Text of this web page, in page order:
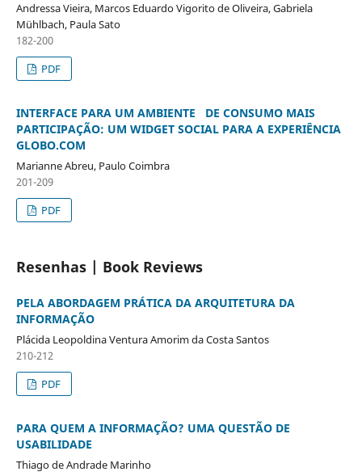
Andressa Vieira, Marcos Eduardo Vigorito de Oliveira, Gabriela
Mühlbach, Paula Sato
182-200
PDF
INTERFACE PARA UM AMBIENTE DE CONSUMO MAIS
PARTICIPAÇÃO: UM WIDGET SOCIAL PARA A EXPERIÊNCIA
GLOBO.COM
Marianne Abreu, Paulo Coimbra
201-209
PDF
Resenhas | Book Reviews
PELA ABORDAGEM PRÁTICA DA ARQUITETURA DA
INFORMAÇÃO
Plácida Leopoldina Ventura Amorim da Costa Santos
210-212
PDF
PARA QUEM A INFORMAÇÃO? UMA QUESTÃO DE
USABILIDADE
Thiago de Andrade Marinho